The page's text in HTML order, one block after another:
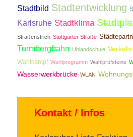
Stadtbild Stadtentwicklung
Karlsruhe Stadtklima
Straßenstrich Stuttgarter Straße
Turmbergbahn Uhlandschule Verkehr
Wahlkampf Wahlprogramm Wahlprüfsteine
Wasserwerkbrücke WLAN
Kontakt / Infos